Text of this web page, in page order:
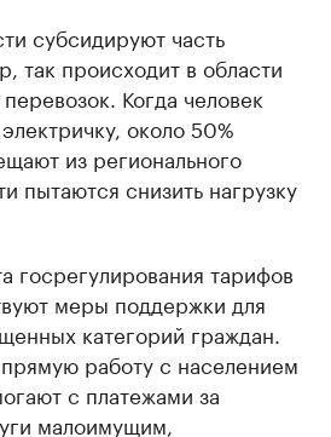
субсидируют часть
так происходит в области
Когда человек
около 50%
из регионального
пытаются снизить нагрузку
госрегулирования тарифов
меры поддержки для
категорий граждан.
работу с населением
с платежами за
малоимущим,